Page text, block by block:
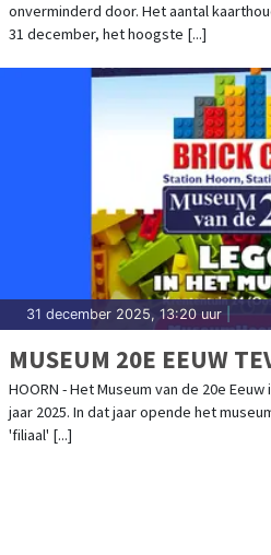
onverminderd door. Het aantal
31 december, het hoogste [...]
31 december 2025, 13:20 uur
MUSEUM 20E EEUW
HOORN - Het Museum van de 20e
jaar 2025. In dat jaar opende het
'filiaal' [...]